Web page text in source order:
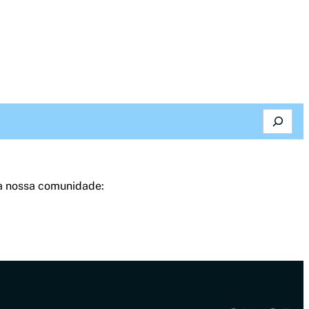
Search
nossa comunidade: